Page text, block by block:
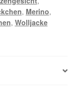
, Merino,
, Wolljacke